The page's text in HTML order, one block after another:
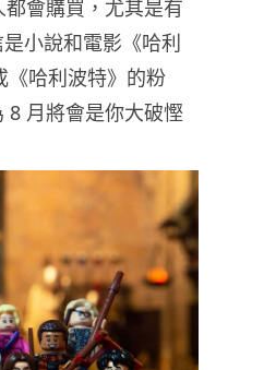
會購買，尤其是有
小說和電影《哈利
《哈利波特》的粉
8 月將會是你大破慳